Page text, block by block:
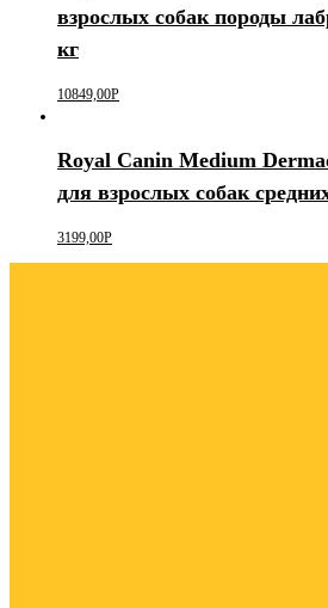
взрослых собак породы
кг
10849,00Р
Royal Canin Medium
для взрослых собак
3199,00Р